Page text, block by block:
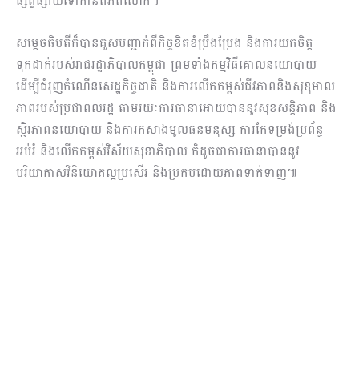
សម្ដេចធិបតីក៏បានគូសបញ្ជាក់ពីកិច្ចខិតខំប្រឹងប្រែង និងការយកចិត្ត
ទុកដាក់របស់រាជរដ្ឋាភិបាលកម្ពុជា ព្រមទាំងកម្មវិធីគោលនយោបាយ
ដើម្បីជំរុញកំណើនសេដ្ឋកិច្ចជាតិ និងការលើកកម្ពស់ជីវភាពនិងសុខុមាល
ភាពរបស់ប្រជាពលរដ្ឋ តាមរយៈការធានាអោយបាននូវសុខសន្ដិភាព និង
ស្ថិរភាពនយោបាយ និងការកសាងមូលធនមនុស្ស ការកែទម្រង់ប្រព័ន្ធ
អប់រំ និងលើកកម្ពស់វិស័យសុខាភិបាល ក៏ដូចជាការធានាបាននូវ
បរិយាកាសវិនិយោគល្អប្រសើរ និងប្រកបដោយភាពទាក់ទាញ៕